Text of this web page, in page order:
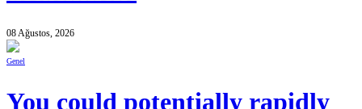
08 Ağustos, 2026
Genel
You could potentially rapidly